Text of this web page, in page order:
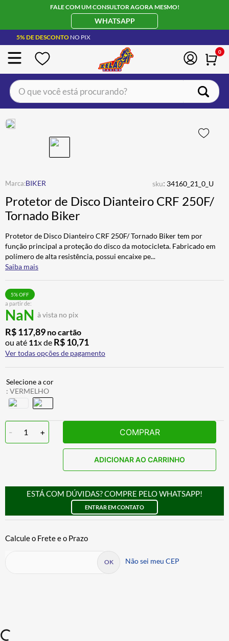
FALE COM UM CONSULTOR AGORA MESMO!
WHATSAPP
5% DE DESCONTO NO PIX
0
O que você está procurando?
BIKER sku: 34160_21_0_U
Protetor de Disco Dianteiro CRF 250F/
Tornado Biker
Protetor de Disco Dianteiro CRF 250F/ Tornado Biker tem por
função principal a proteção do disco da motocicleta. Fabricado em
polímero de alta resistência, possui encaixe pe...
Saiba mais
a partir de:
NaN à vista no pix
5% OFF
R$117,89 no cartão
ou até 11x de R$10,71
Ver todas opções de pagamento
: VERMELHO
- 1 + COMPRAR
ADICIONAR AO CARRINHO
ESTÁ COM DÚVIDAS? COMPRE PELO WHATSAPP!
ENTRAR EM CONTATO
Não sei meu CEP
BOTA
4º ÓCULOS SOLAR
5º LUVA
6º BAU
7º ALPINESTAR
8º AIROH
9º CALÇA
10º